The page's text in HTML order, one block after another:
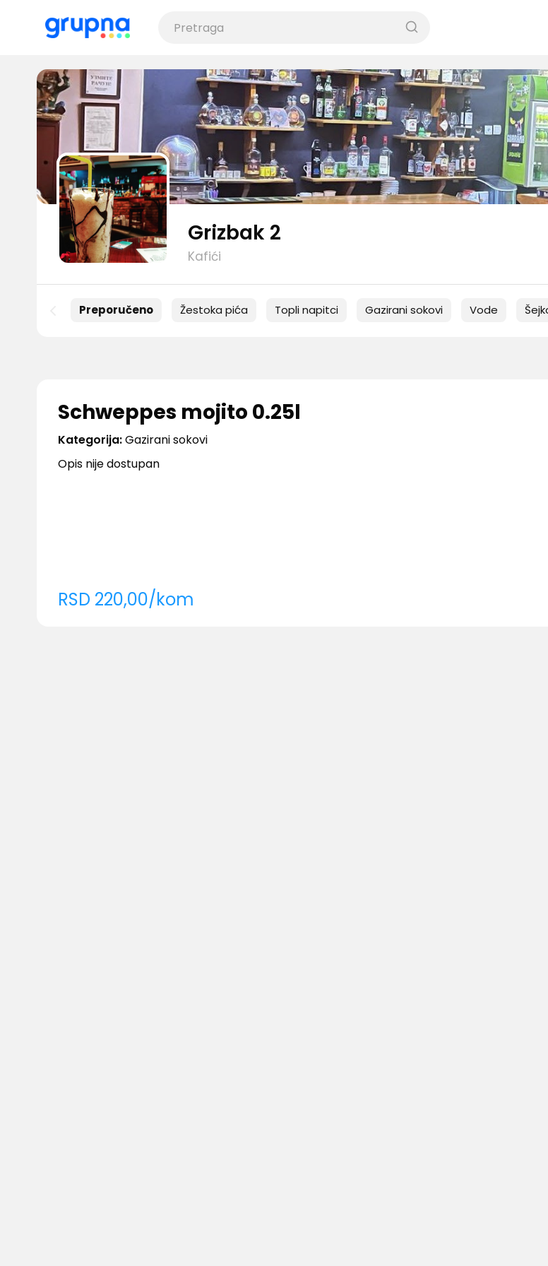
Grizbak 2
Kafići
Preporučeno Žestoka pića Topli napitci Gazirani sokovi Vode
Schweppes mojito 0.25l
Kategorija:Gazirani sokovi
Opis nije dostupan
RSD 220,00/kom